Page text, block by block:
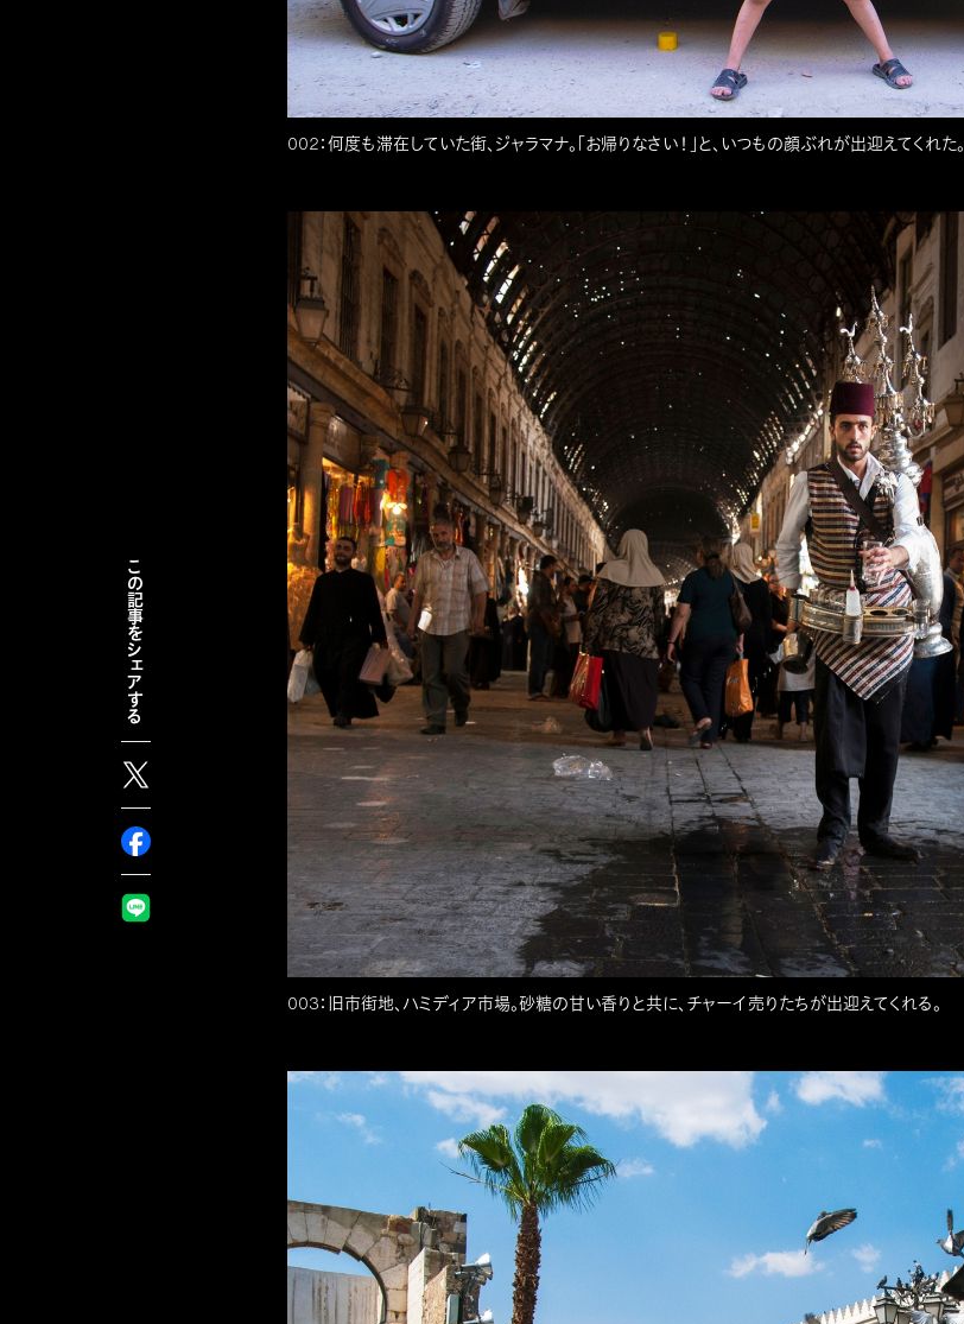
002：何度も滞在していた街、ジャラマナ。「お帰りなさい！」と、いつもの顔ぶれが出迎えてくれた。
003：旧市街地、ハミディア市場。砂糖の甘い香りと共に、チャーイ売りたちが出迎えてくれる。
この記事をシェアする